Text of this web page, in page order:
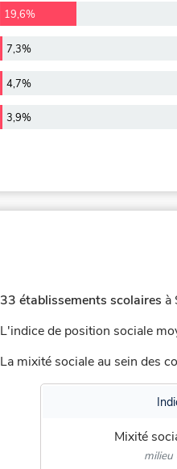
19,6%
7,3%
4,7%
3,9%
33 établissements scolaires à
L'indice de position sociale
La mixité sociale au sein des
Mixité
milieu